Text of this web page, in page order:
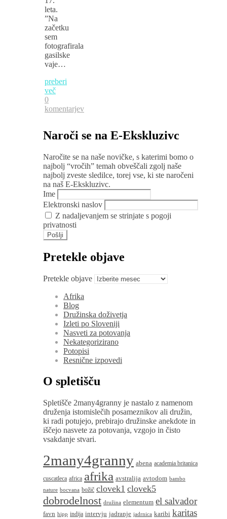
leta.
”Na
začetku
sem
fotografirala
gasilske
vaje…
preberi
več
0
komentarjev
Naroči se na E-Ekskluzivc
Naročite se na naše novičke, s katerimi bomo o
najbolj “vročih” temah obveščali zgolj naše
najbolj zveste sledilce, torej vse, ki ste naročeni
na naš E-Ekskluzivc.
Ime
Elektronski naslov
Z nadaljevanjem se strinjate s pogoji
privatnosti
Pretekle objave
Pretekle objave
Afrika
Blog
Družinska doživetja
Izleti po Sloveniji
Nasveti za potovanja
Nekategorizirano
Potopisi
Resnične izpovedi
O spletišču
Spletišče 2many4granny je nastalo z namenom
druženja istomislečih posameznikov ali družin,
ki radi potujejo, prebirajo družinske anekdote in
iščejo nasvete za potovanja, vzgojo in čisto
vsakdanje stvari.
2many4granny abena academia britanica
cuscatleca africa afrika avstralija avtodom bambo
nature bocvana božič clovek1 clovek5
dobrodelnost družina elementum el salvador
favn hipp indija intervju jadranje jadrnica karibi karitas